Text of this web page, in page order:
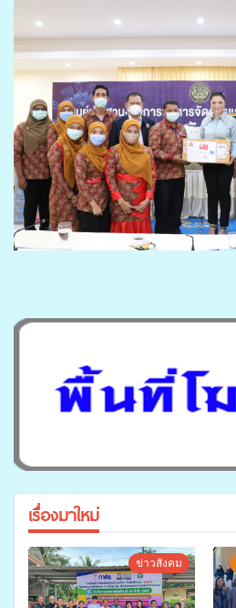
เรื่องมาใหม่
ข่าวสังคม